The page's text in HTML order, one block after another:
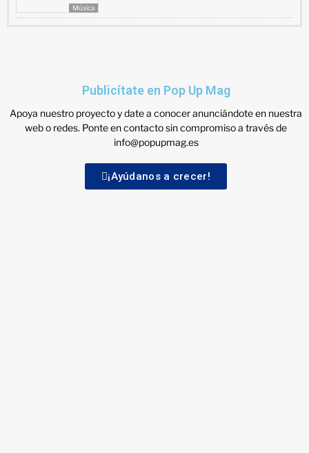
Música
Publicítate en Pop Up Mag
Apoya nuestro proyecto y date a conocer anunciándote en nuestra
web o redes. Ponte en contacto sin compromiso a través de
info@popupmag.es
¡Ayúdanos a crecer!